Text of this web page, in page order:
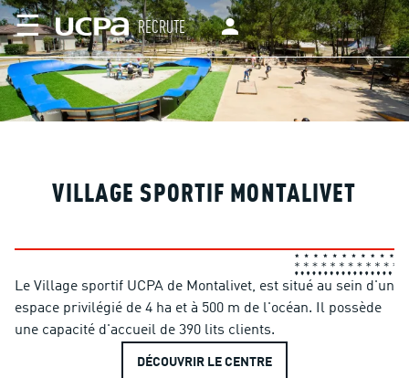
☰ RECRUTE
VILLAGE SPORTIF MONTALIVET
Le Village sportif UCPA de Montalivet, est situé au sein d'un
espace privilégié de 4 ha et à 500 m de l'océan. Il possède
une capacité d'accueil de 390 lits clients.
DÉCOUVRIR LE CENTRE